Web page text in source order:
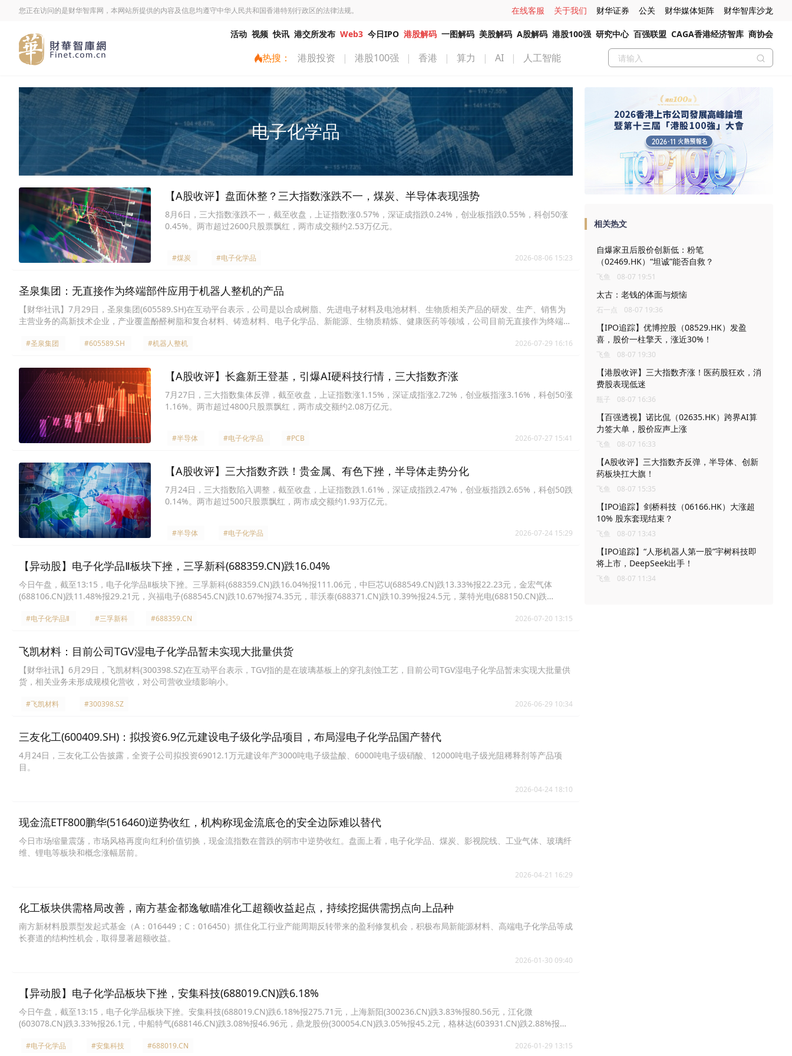
您正在访问的是财华智库网，本网站所提供的内容及信息均遵守中华人民共和国香港特别行政区的法律法规。 在线客服 关于我们 财华证券 公关 财华媒体矩阵 财华智库沙龙
活动 视频 快讯 港交所发布 Web3 今日IPO 港股解码 一图解码 美股解码 A股解码 港股100强 研究中心 百强联盟 CAGA香港经济智库 商协会
热搜： 港股投资 | 港股100强 | 香港 | 算力 | AI | 人工智能
电子化学品
【A股收评】盘面休整？三大指数涨跌不一，煤炭、半导体表现强势
8月6日，三大指数涨跌不一，截至收盘，上证指数涨0.57%，深证成指跌0.24%，创业板指跌0.55%，科创50涨
0.45%。两市超过2600只股票飘红，两市成交额约2.53万亿元。
#煤炭 #电子化学品 2026-08-06 15:23
圣泉集团：无直接作为终端部件应用于机器人整机的产品
【财华社讯】7月29日，圣泉集团(605589.SH)在互动平台表示，公司是以合成树脂、先进电子材料及电池材料、生物质相关产品的研发、生产、销售为
主营业务的高新技术企业，产业覆盖酚醛树脂和复合材料、铸造材料、电子化学品、新能源、生物质精炼、健康医药等领域，公司目前无直接作为终端部
#圣泉集团 #605589.SH #机器人整机 2026-07-29 16:16
【A股收评】长鑫新王登基，引爆AI硬科技行情，三大指数齐涨
7月27日，三大指数集体反弹，截至收盘，上证指数涨1.15%，深证成指涨2.72%，创业板指涨3.16%，科创50涨
1.16%。两市超过4800只股票飘红，两市成交额约2.08万亿元。
#半导体 #电子化学品 #PCB 2026-07-27 15:41
【A股收评】三大指数齐跌！贵金属、有色下挫，半导体走势分化
7月24日，三大指数陷入调整，截至收盘，上证指数跌1.61%，深证成指跌2.47%，创业板指跌2.65%，科创50跌
0.14%。两市超过500只股票飘红，两市成交额约1.93万亿元。
#半导体 #电子化学品 2026-07-24 15:29
【异动股】电子化学品Ⅱ板块下挫，三孚新科(688359.CN)跌16.04%
今日午盘，截至13:15，电子化学品Ⅱ板块下挫。三孚新科(688359.CN)跌16.04%报111.06元，中巨芯U(688549.CN)跌13.33%报22.23元，金宏气体
(688106.CN)跌11.48%报29.21元，兴福电子(688545.CN)跌10.67%报74.35元，菲沃泰(688371.CN)跌10.39%报24.5元，莱特光电(688150.CN)跌
#电子化学品Ⅱ #三孚新科 #688359.CN 2026-07-20 13:15
飞凯材料：目前公司TGV湿电子化学品暂未实现大批量供货
【财华社讯】6月29日，飞凯材料(300398.SZ)在互动平台表示，TGV指的是在玻璃基板上的穿孔刻蚀工艺，目前公司TGV湿电子化学品暂未实现大批量供
货，相关业务未形成规模化营收，对公司营收业绩影响小。
#飞凯材料 #300398.SZ 2026-06-29 10:34
三友化工(600409.SH)：拟投资6.9亿元建设电子级化学品项目，布局湿电子化学品国产替代
4月24日，三友化工公告披露，全资子公司拟投资69012.1万元建设年产3000吨电子级盐酸、6000吨电子级硝酸、12000吨电子级光阻稀释剂等产品项
目。
2026-04-24 18:10
现金流ETF800鹏华(516460)逆势收红，机构称现金流底仓的安全边际难以替代
今日市场缩量震荡，市场风格再度向红利价值切换，现金流指数在普跌的弱市中逆势收红。盘面上看，电子化学品、煤炭、影视院线、工业气体、玻璃纤
维、锂电等板块和概念涨幅居前。
2026-04-21 16:29
化工板块供需格局改善，南方基金都逸敏瞄准化工超额收益起点，持续挖掘供需拐点向上品种
南方新材料股票型发起式基金（A：016449；C：016450）抓住化工行业产能周期反转带来的盈利修复机会，积极布局新能源材料、高端电子化学品等成
长赛道的结构性机会，取得显著超额收益。
2026-01-30 09:40
【异动股】电子化学品板块下挫，安集科技(688019.CN)跌6.18%
今日午盘，截至13:15，电子化学品板块下挫。安集科技(688019.CN)跌6.18%报275.71元，上海新阳(300236.CN)跌3.83%报80.56元，江化微
(603078.CN)跌3.33%报26.1元，中船特气(688146.CN)跌3.08%报46.96元，鼎龙股份(300054.CN)跌3.05%报45.2元，格林达(603931.CN)跌2.88%报
#电子化学品 #安集科技 #688019.CN 2026-01-29 13:15
相关热文
自爆家丑后股价创新低：粉笔
（02469.HK）“坦诚”能否自救？
飞鱼 08-07 19:51
太古：老钱的体面与烦恼
石一点 08-07 19:36
【IPO追踪】优博控股（08529.HK）发盈
喜，股价一柱擎天，涨近30%！
飞鱼 08-07 19:30
【港股收评】三大指数齐涨！医药股狂欢，消
费股表现低迷
瓶子 08-07 16:36
【百强透视】诺比侃（02635.HK）跨界AI算
力签大单，股价应声上涨
飞鱼 08-07 16:33
【A股收评】三大指数齐反弹，半导体、创新
药板块扛大旗！
飞鱼 08-07 15:35
【IPO追踪】剑桥科技（06166.HK）大涨超
10% 股东套现结束？
飞鱼 08-07 13:43
【IPO追踪】“人形机器人第一股”宇树科技即
将上市，DeepSeek出手！
飞鱼 08-07 11:34